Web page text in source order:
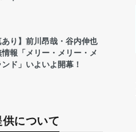
あり】前川昂哉・谷内伸也
報「メリー・メリー・メ
ド」いよいよ開幕！
について